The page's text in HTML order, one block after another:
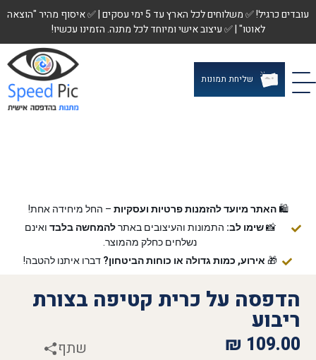
עובדים כרגיל! ✅ משלוחים לכל הארץ עד 5 ימי עסקים | ✅ איסוף מהיר "הוצאה
לאוטו" | ✅ עיצוב אישי ומיוחד לכל מתנה. הזמינו עכשיו!
שליחת תמונות
🛍️האתר מיועד להזמנות פרטיות ועסקיות – החל מיחידה אחת!
📸שימו לב: התמונות והעיצובים באתרלהמחשה בלבד ואינם
נשלחים כחלק מהמוצר.
🎁 אירוע, כמות גדולה או כוחות הביטחון? דברו איתנו להטבה!
הדפסה על כרית קטיפה בצורת
ריבוע
109.00
₪ שתף